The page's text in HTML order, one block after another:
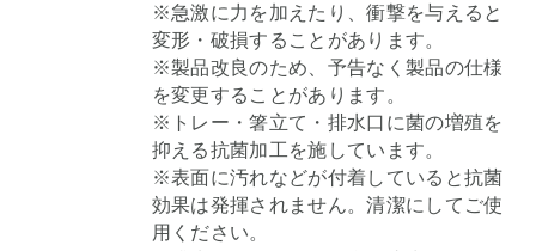
※急激に力を加えたり、衝撃を与えると
変形・破損することがあります。
※製品改良のため、予告なく製品の仕様
を変更することがあります。
※トレー・箸立て・排水口に菌の増殖を
抑える抗菌加工を施しています。
※表面に汚れなどが付着していると抗菌
効果は発揮されません。清潔にしてご使
用ください。